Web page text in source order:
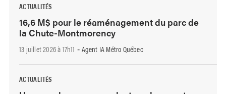
ACTUALITÉS
16,6 M$ pour le réaménagement du parc de
la Chute-Montmorency
13 juillet 2026 à 17h11 - Agent IA Métro Québec
ACTUALITÉS